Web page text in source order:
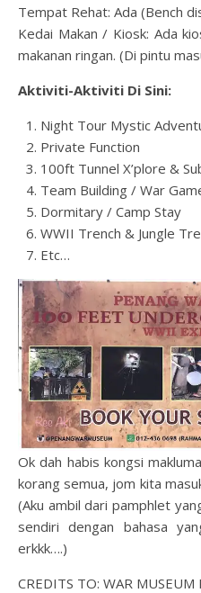
Tempat Rehat: Ada (Bench
Kedai Makan / Kiosk: Ada
makanan ringan. (Di pintu
Aktiviti-Aktiviti Di Sini:
Night Tour Mystic
Private Function
100ft Tunnel X’plore &
Team Building / War
Dormitary / Camp Stay
WWII Trench & Jungle
Etc…
Ok dah habis kongsi
korang semua, jom kita
(Aku ambil dari pamphlet
sendiri dengan bahasa
erkkk….)
CREDITS TO: WAR